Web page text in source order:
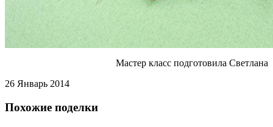
Мастер класс подготовила Светлана
26 Январь 2014
Похожие поделки